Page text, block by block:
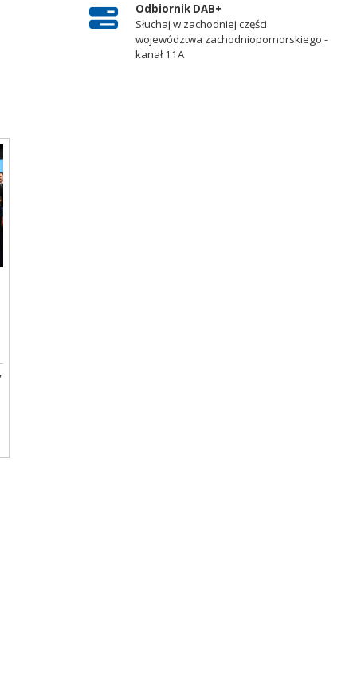
Odbiornik DAB+
Słuchaj w zachodniej części
województwa zachodniopomorskiego -
kanał 11A